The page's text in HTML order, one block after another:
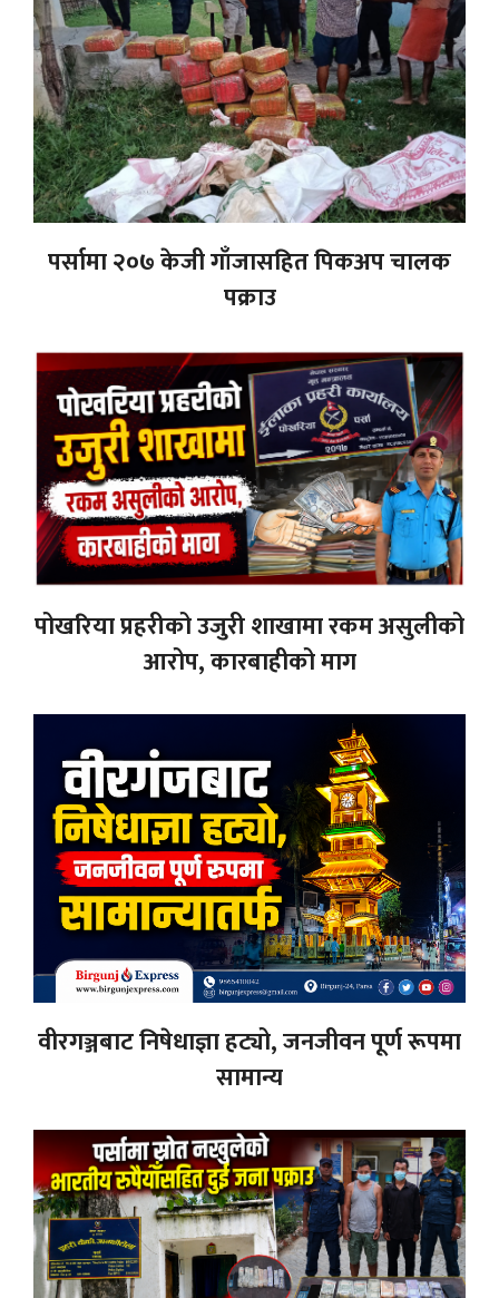
पर्सामा २०७ केजी गाँजासहित पिकअप चालक
पक्राउ
पोखरिया प्रहरीको उजुरी शाखामा रकम असुलीको
आरोप, कारबाहीको माग
वीरगञ्जबाट निषेधाज्ञा हट्यो, जनजीवन पूर्ण रूपमा
सामान्य